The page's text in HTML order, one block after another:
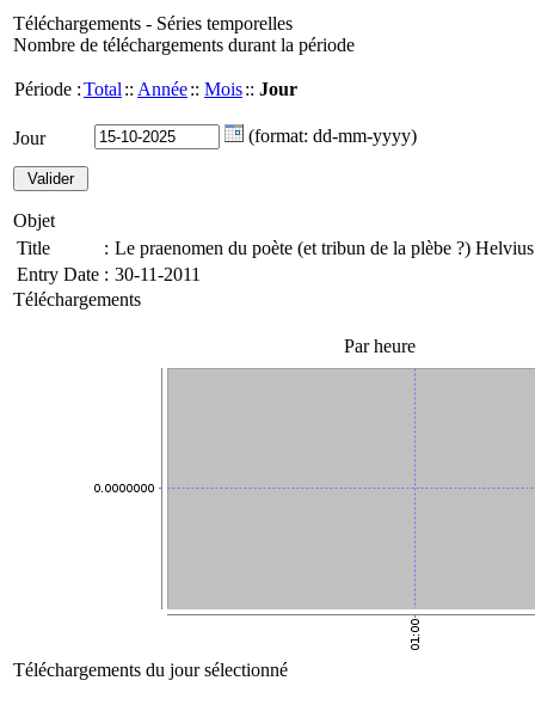
Téléchargements - Séries temporelles
Nombre de téléchargements durant la période
Période :Total :: Année:: Mois:: Jour
Jour (format: dd-mm-yyyy)
Objet
Title
: Le praenomen du poète (et tribun de la plèbe ?)
Entry Date : 30-11-2011
Téléchargements
Par heure
Téléchargements du jour sélectionné